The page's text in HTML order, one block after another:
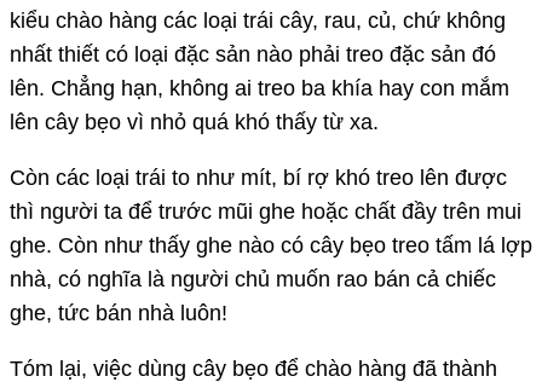
kiểu chào hàng các loại trái cây, rau, củ, chứ không
nhất thiết có loại đặc sản nào phải treo đặc sản đó
lên. Chẳng hạn, không ai treo ba khía hay con mắm
lên cây bẹo vì nhỏ quá khó thấy từ xa.
Còn các loại trái to như mít, bí rợ khó treo lên được
thì người ta để trước mũi ghe hoặc chất đầy trên mui
ghe. Còn như thấy ghe nào có cây bẹo treo tấm lá lợp
nhà, có nghĩa là người chủ muốn rao bán cả chiếc
ghe, tức bán nhà luôn!
Tóm lại, việc dùng cây bẹo để chào hàng đã thành